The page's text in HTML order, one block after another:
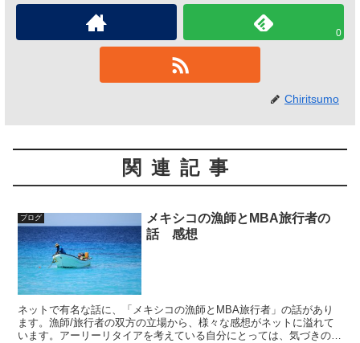
0
Chiritsumo
関連記事
ブログ
メキシコの漁師とMBA旅行者の
話 感想
ネットで有名な話に、「メキシコの漁師とMBA旅行者」の話があり
ます。漁師/旅行者の双方の立場から、様々な感想がネットに溢れて
います。アーリーリタイアを考えている自分にとっては、気づきのあ